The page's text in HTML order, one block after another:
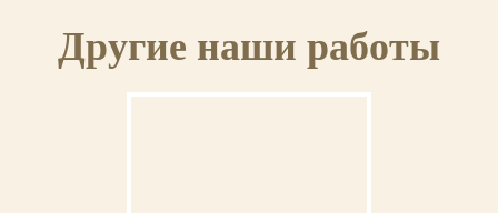
иконы.
Другие наши работы